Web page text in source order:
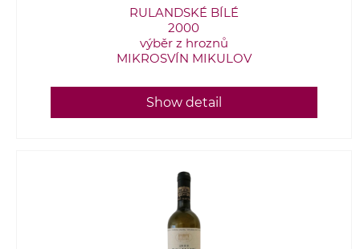
RULANDSKÉ BÍLÉ
2000
výběr z hroznů
MIKROSVÍN MIKULOV
Show detail